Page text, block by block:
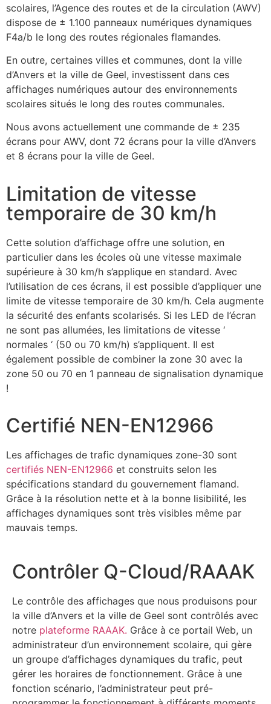
scolaires, l’Agence des routes et de la circulation (AWV)
dispose de ± 1.100 panneaux numériques dynamiques
F4a/b le long des routes régionales flamandes.
En outre, certaines villes et communes, dont la ville
d’Anvers et la ville de Geel, investissent dans ces
affichages numériques autour des environnements
scolaires situés le long des routes communales.
Nous avons actuellement une commande de ± 235
écrans pour AWV, dont 72 écrans pour la ville d’Anvers
et 8 écrans pour la ville de Geel.
Limitation de vitesse
temporaire de 30 km/h
Cette solution d’affichage offre une solution, en
particulier dans les écoles où une vitesse maximale
supérieure à 30 km/h s’applique en standard. Avec
l’utilisation de ces écrans, il est possible d’appliquer une
limite de vitesse temporaire de 30 km/h. Cela augmente
la sécurité des enfants scolarisés. Si les LED de l’écran
ne sont pas allumées, les limitations de vitesse ‘
normales ‘ (50 ou 70 km/h) s’appliquent. Il est
également possible de combiner la zone 30 avec la
zone 50 ou 70 en 1 panneau de signalisation dynamique
!
Certifié NEN-EN12966
Les affichages de trafic dynamiques zone-30 sont
certifiés NEN-EN12966 et construits selon les
spécifications standard du gouvernement flamand.
Grâce à la résolution nette et à la bonne lisibilité, les
affichages dynamiques sont très visibles même par
mauvais temps.
Contrôler Q-Cloud/RAAAK
Le contrôle des affichages que nous produisons pour
la ville d’Anvers et la ville de Geel sont contrôlés avec
notre plateforme RAAAK. Grâce à ce portail Web, un
administrateur d’un environnement scolaire, qui gère
un groupe d’affichages dynamiques du trafic, peut
gérer les horaires de fonctionnement. Grâce à une
fonction scénario, l’administrateur peut pré-